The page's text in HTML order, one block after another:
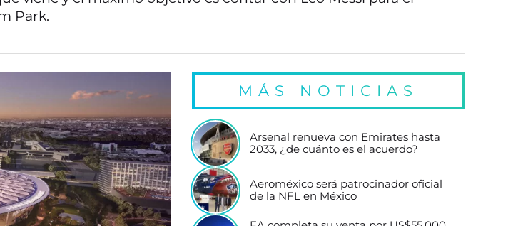
Park.
MÁS NOTICIAS
Arsenal renueva con Emirates hasta
2033, ¿de cuánto es el acuerdo?
Aeroméxico será patrocinador oficial
de la NFL en México